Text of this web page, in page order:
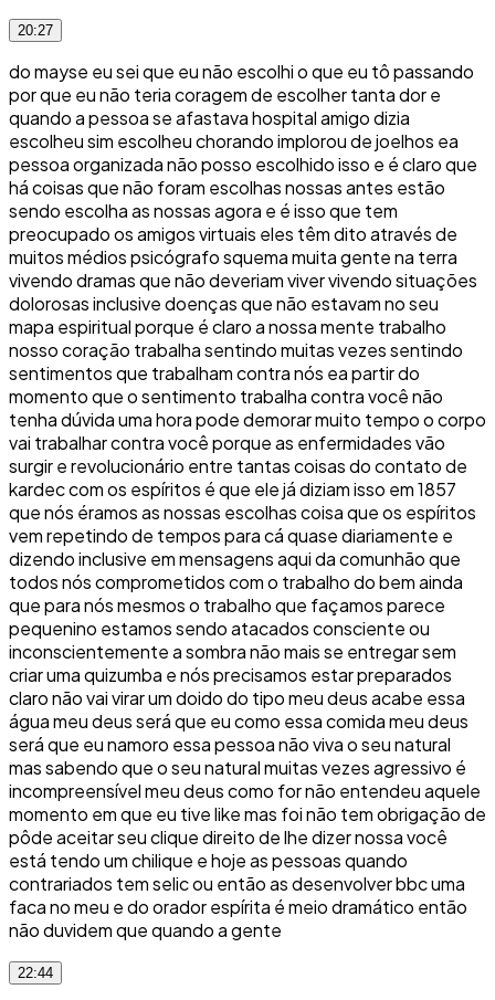
20:27
do mayse eu sei que eu não escolhi o que eu tô passando
por que eu não teria coragem de escolher tanta dor e
quando a pessoa se afastava hospital amigo dizia
escolheu sim escolheu chorando implorou de joelhos ea
pessoa organizada não posso escolhido isso e é claro que
há coisas que não foram escolhas nossas antes estão
sendo escolha as nossas agora e é isso que tem
preocupado os amigos virtuais eles têm dito através de
muitos médios psicógrafo squema muita gente na terra
vivendo dramas que não deveriam viver vivendo situações
dolorosas inclusive doenças que não estavam no seu
mapa espiritual porque é claro a nossa mente trabalho
nosso coração trabalha sentindo muitas vezes sentindo
sentimentos que trabalham contra nós ea partir do
momento que o sentimento trabalha contra você não
tenha dúvida uma hora pode demorar muito tempo o corpo
vai trabalhar contra você porque as enfermidades vão
surgir e revolucionário entre tantas coisas do contato de
kardec com os espíritos é que ele já diziam isso em 1857
que nós éramos as nossas escolhas coisa que os espíritos
vem repetindo de tempos para cá quase diariamente e
dizendo inclusive em mensagens aqui da comunhão que
todos nós comprometidos com o trabalho do bem ainda
que para nós mesmos o trabalho que façamos parece
pequenino estamos sendo atacados consciente ou
inconscientemente a sombra não mais se entregar sem
criar uma quizumba e nós precisamos estar preparados
claro não vai virar um doido do tipo meu deus acabe essa
água meu deus será que eu como essa comida meu deus
será que eu namoro essa pessoa não viva o seu natural
mas sabendo que o seu natural muitas vezes agressivo é
incompreensível meu deus como for não entendeu aquele
momento em que eu tive like mas foi não tem obrigação de
pôde aceitar seu clique direito de lhe dizer nossa você
está tendo um chilique e hoje as pessoas quando
contrariados tem selic ou então as desenvolver bbc uma
faca no meu e do orador espírita é meio dramático então
não duvidem que quando a gente
22:44